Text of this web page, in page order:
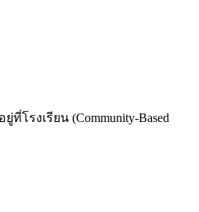
ที่โรงเรียน (Community-Based